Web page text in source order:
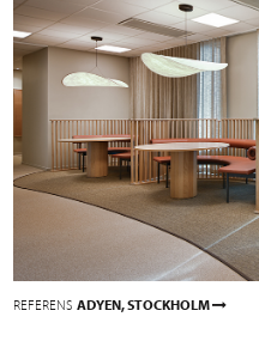
REFERENSADYEN, STOCKHOLM